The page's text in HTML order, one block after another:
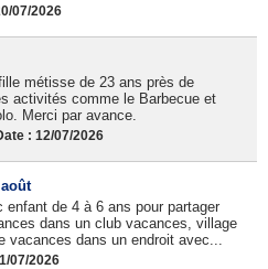
07/2026
métisse de 23 ans près de
activités comme le Barbecue et
Merci par avance.
: 12/07/2026
de 4 à 6 ans pour partager
dans un club vacances, village
dans un endroit avec...
07/2026